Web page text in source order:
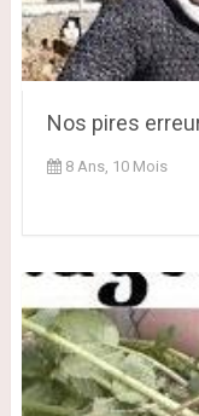
Nos pires
8 Ans, 10 Mois